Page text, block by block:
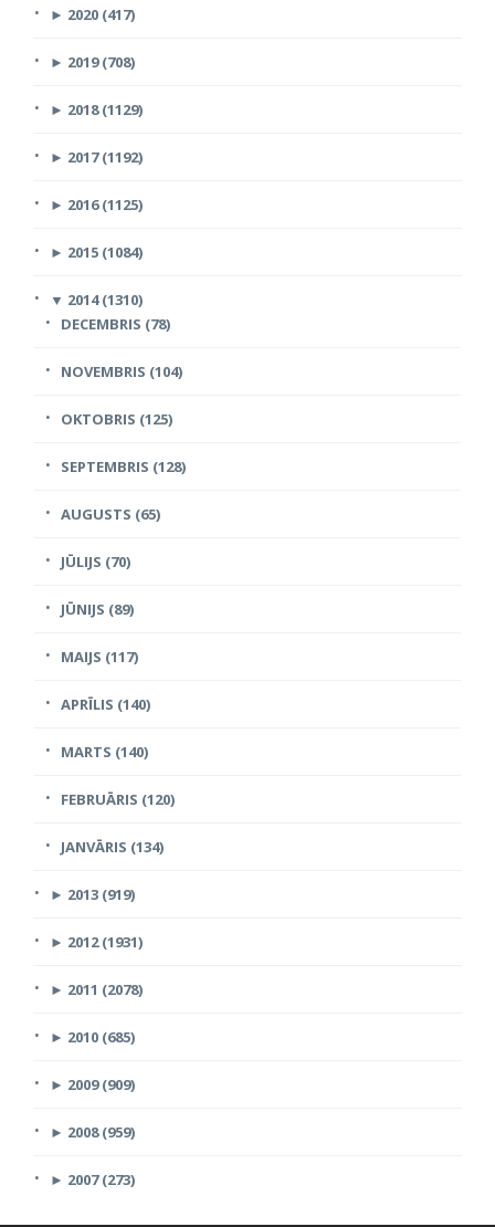
► 2020 (417)
► 2019 (708)
► 2018 (1129)
► 2017 (1192)
► 2016 (1125)
► 2015 (1084)
▼ 2014 (1310)
DECEMBRIS (78)
NOVEMBRIS (104)
OKTOBRIS (125)
SEPTEMBRIS (128)
AUGUSTS (65)
JŪLIJS (70)
JŪNIJS (89)
MAIJS (117)
APRĪLIS (140)
MARTS (140)
FEBRUĀRIS (120)
JANVĀRIS (134)
► 2013 (919)
► 2012 (1931)
► 2011 (2078)
► 2010 (685)
► 2009 (909)
► 2008 (959)
► 2007 (273)